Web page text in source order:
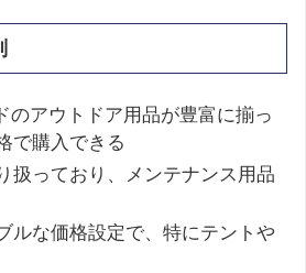
のアウトドア用品が豊富に揃っ
で購入できる
扱っており、メンテナンス用品
ルな価格設定で、特にテントや